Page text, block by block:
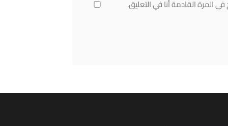
المرة القادمة أنا في التعليق.